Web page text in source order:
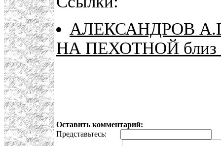
АЛЕКСАНДРОВ
НА ПЕХОТНОЙ близ
Оставить комментарий:
Представьтесь: